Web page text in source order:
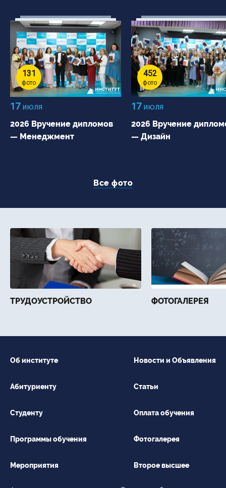
131
фото
17июля
2026 Вручение дипломов
— Менеджмент
452
фото
17июля
2026 Вручение
— Дизайн
Все фото
ТРУДОУСТРОЙСТВО ФОТОГАЛЕРЕЯ
Об институте
Абитуриенту
Студенту
Программы обучения
Мероприятия
Новости и Объявления
Статьи
Оплата обучения
Фотогалерея
Второе высшее